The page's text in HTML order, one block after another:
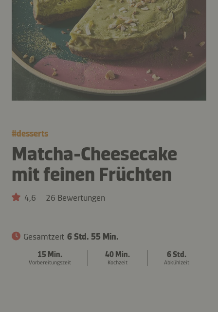
#desserts
Matcha-Cheesecake
mit feinen Früchten
4,6 26 Bewertungen
Gesamtzeit 6 Std. 55 Min.
15 Min.
Vorbereitungszeit
40 Min.
Kochzeit
6 Std.
Abkühlzeit